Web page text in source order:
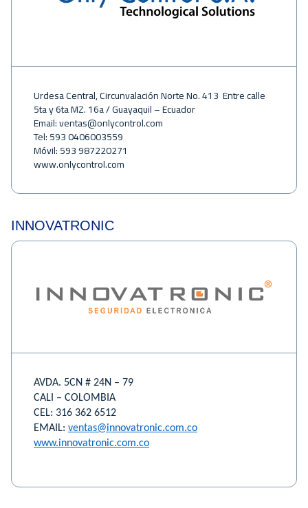
Urdesa Central, Circunvalación Norte No. 413 Entre calle
5ta y 6ta MZ. 16a / Guayaquil – Ecuador
Email:ventas@onlycontrol.com
Tel: 593 0406003559
Móvil: 593 987220271
www.onlycontrol.com
INNOVATRONIC
AVDA. 5CN # 24N – 79
CALI – COLOMBIA
CEL: 316 362 6512
EMAIL: ventas@innovatronic.com.co
www.innovatronic.com.co